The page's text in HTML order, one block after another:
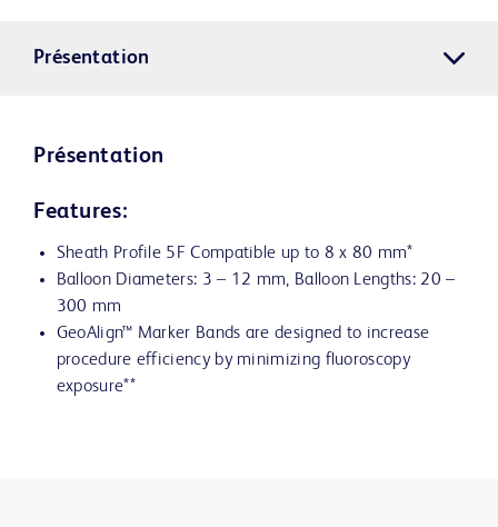
Présentation
Présentation
Features:
Sheath Profile 5F Compatible up to 8 x 80 mm*
Balloon Diameters: 3 – 12 mm, Balloon Lengths: 20 –
300 mm
GeoAlign™ Marker Bands are designed to increase
procedure efficiency by minimizing fluoroscopy
exposure**